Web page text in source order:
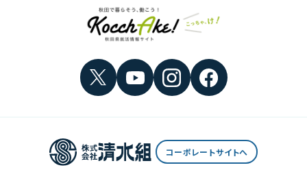
コーポレートサイトへ